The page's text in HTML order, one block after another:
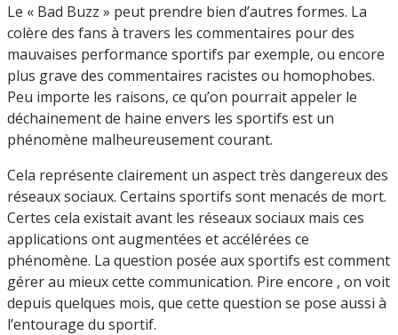
Le « Bad Buzz » peut prendre bien d’autres formes. La
colère des fans à travers les commentaires pour des
mauvaises performance sportifs par exemple, ou encore
plus grave des commentaires racistes ou homophobes.
Peu importe les raisons, ce qu’on pourrait appeler le
déchainement de haine envers les sportifs est un
phénomène malheureusement courant.
Cela représente clairement un aspect très dangereux des
réseaux sociaux. Certains sportifs sont menacés de mort.
Certes cela existait avant les réseaux sociaux mais ces
applications ont augmentées et accélérées ce
phénomène. La question posée aux sportifs est comment
gérer au mieux cette communication. Pire encore , on voit
depuis quelques mois, que cette question se pose aussi à
l’entourage du sportif.